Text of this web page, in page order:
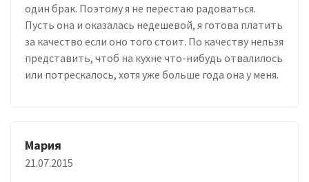
один брак. Поэтому я не перестаю радоваться.
Пусть она и оказалась недешевой, я готова платить
за качество если оно того стоит. По качеству нельзя
представить, чтоб на кухне что-нибудь отвалилось
или потрескалось, хотя уже больше года она у меня.
Мария
21.07.2015